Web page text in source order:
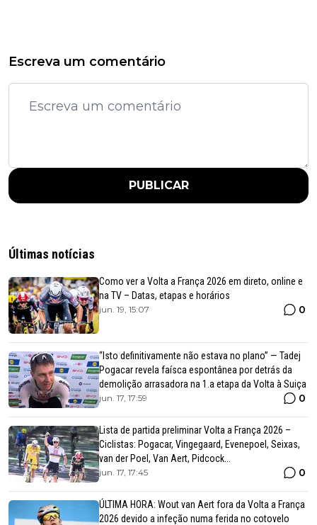
Escreva um comentário
PUBLICAR
Últimas notícias
Como ver a Volta a França 2026 em direto, online e
na TV – Datas, etapas e horários
jun. 19, 15:07 0
“Isto definitivamente não estava no plano” — Tadej
Pogacar revela faísca espontânea por detrás da
demolição arrasadora na 1.a etapa da Volta à Suiça
jun. 17, 17:59 0
Lista de partida preliminar Volta a França 2026 –
Ciclistas: Pogacar, Vingegaard, Evenepoel, Seixas,
van der Poel, Van Aert, Pidcock...
jun. 17, 17:45 0
ÚLTIMA HORA: Wout van Aert fora da Volta a França
2026 devido a infeção numa ferida no cotovelo